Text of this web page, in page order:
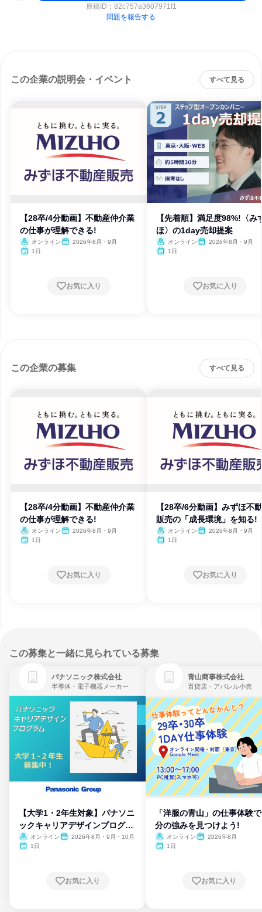
原稿ID： 82c757a3607971f1
問題を報告する
この企業の説明会・イベント すべて見る
【28卒/4分動画】不動産仲介業
の仕事が理解できる!
オンライン
2026年8月・9月
1日
お気に入り
【先着順】満足度98%!〈み
ほ〉の1day売却提案
オンライン
2026年8月・9月
1日
お気に入り
この企業の募集 すべて見る
【28卒/4分動画】不動産仲介業
の仕事が理解できる!
オンライン
2026年8月・9月
1日
お気に入り
【28卒/6分動画】みずほ不
販売の「成長環境」を知る!
オンライン
2026年8月・9月
1日
お気に入り
この募集と一緒に見られている募集
パナソニック株式会社
半導体・電子機器メーカー
【大学1・2年生対象】パナソニ
ックキャリアデザインプログラ
ム
オンライン
2026年8月・9月・10月
1日
お気に入り
青山商事株式会社
百貨店・アパレル小売
「洋服の青山」の仕事体験
分の強みを見つけよう!
オンライン
2026年8月
1日
お気に入り